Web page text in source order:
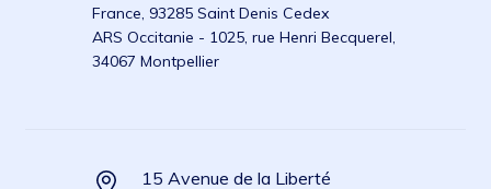
France, 93285 Saint Denis Cedex
ARS Occitanie - 1025, rue Henri Becquerel,
34067 Montpellier
15 Avenue de la Liberté